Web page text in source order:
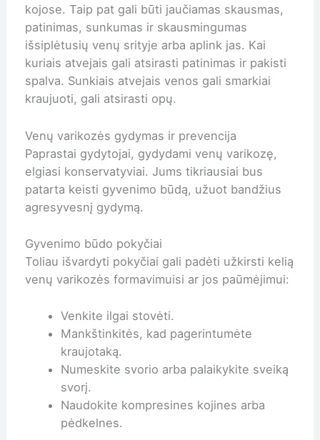
kojose. Taip pat gali būti jaučiamas skausmas,
patinimas, sunkumas ir skausmingumas
išsiplėtusių venų srityje arba aplink jas. Kai
kuriais atvejais gali atsirasti patinimas ir pakisti
spalva. Sunkiais atvejais venos gali smarkiai
kraujuoti, gali atsirasti opų.
Venų varikozės gydymas ir prevencija
Paprastai gydytojai, gydydami venų varikozę,
elgiasi konservatyviai. Jums tikriausiai bus
patarta keisti gyvenimo būdą, užuot bandžius
agresyvesnį gydymą.
Gyvenimo būdo pokyčiai
Toliau išvardyti pokyčiai gali padėti užkirsti kelią
venų varikozės formavimuisi ar jos paūmėjimui:
Venkite ilgai stovėti.
Mankštinkitės, kad pagerintumėte
kraujotaką.
Numeskite svorio arba palaikykite sveiką
svorį.
Naudokite kompresines kojines arba
pėdkelnes.